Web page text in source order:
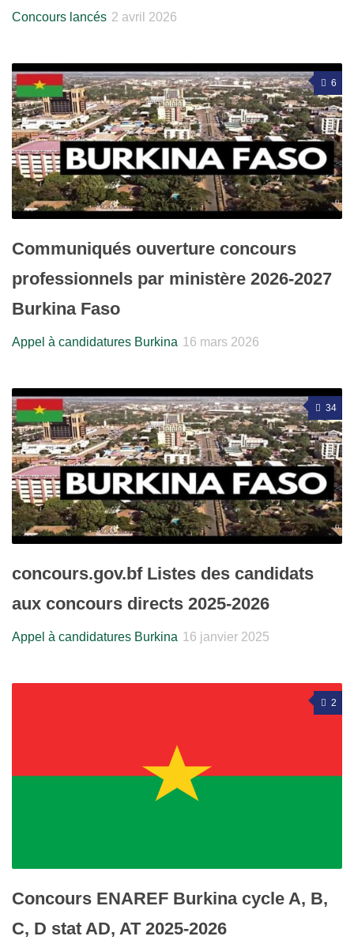
Concours lancés 2 avril 2026
6
Communiqués ouverture concours
professionnels par ministère 2026-2027
Burkina Faso
Appel à candidatures Burkina 16 mars 2026
34
concours.gov.bf Listes des candidats
aux concours directs 2025-2026
Appel à candidatures Burkina 16 janvier 2025
2
Concours ENAREF Burkina cycle A, B,
C, D stat AD, AT 2025-2026